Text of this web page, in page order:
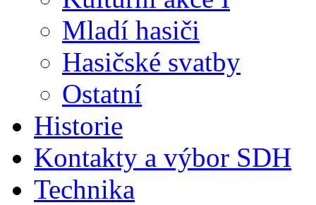
Mladí hasiči
Hasičské svatby
Ostatní
Historie
Kontakty a výbor SDH
Technika